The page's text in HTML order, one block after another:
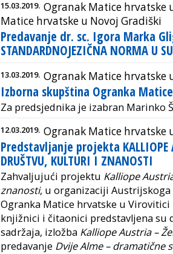
15.03.2019. Ogranak Matice hrvatske
Matice hrvatske u Novoj Gradiški
Predavanje dr. sc. Igora Marka
STANDARDNOJEZIČNA NORMA U
13.03.2019. Ogranak Matice hrvatske
Izborna skupština Ogranka
Za predsjednika je izabran Marinko
12.03.2019. Ogranak Matice hrvatske
Predstavljanje projekta KALLIOPE
DRUŠTVU, KULTURI I ZNANOSTI
Zahvaljujući projektu Kalliope
znanosti, u organizaciji
Ogranka Matice hrvatske u
knjižnici i čitaonici predstavljena su
sadržaja, izložba Kalliope Austria –
predavanje Dvije Alme – dramatične